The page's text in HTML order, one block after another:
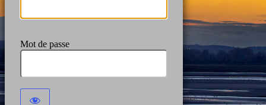
Mot de passe